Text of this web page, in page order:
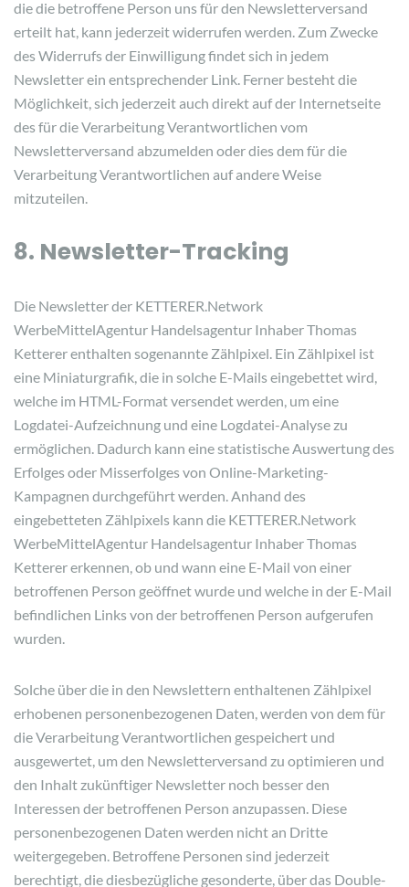
die die betroffene Person uns für den Newsletterversand
erteilt hat, kann jederzeit widerrufen werden. Zum Zwecke
des Widerrufs der Einwilligung findet sich in jedem
Newsletter ein entsprechender Link. Ferner besteht die
Möglichkeit, sich jederzeit auch direkt auf der Internetseite
des für die Verarbeitung Verantwortlichen vom
Newsletterversand abzumelden oder dies dem für die
Verarbeitung Verantwortlichen auf andere Weise
mitzuteilen.
8. Newsletter-Tracking
Die Newsletter der KETTERER.Network
WerbeMittelAgentur Handelsagentur Inhaber Thomas
Ketterer enthalten sogenannte Zählpixel. Ein Zählpixel ist
eine Miniaturgrafik, die in solche E-Mails eingebettet wird,
welche im HTML-Format versendet werden, um eine
Logdatei-Aufzeichnung und eine Logdatei-Analyse zu
ermöglichen. Dadurch kann eine statistische Auswertung des
Erfolges oder Misserfolges von Online-Marketing-
Kampagnen durchgeführt werden. Anhand des
eingebetteten Zählpixels kann die KETTERER.Network
WerbeMittelAgentur Handelsagentur Inhaber Thomas
Ketterer erkennen, ob und wann eine E-Mail von einer
betroffenen Person geöffnet wurde und welche in der E-Mail
befindlichen Links von der betroffenen Person aufgerufen
wurden.
Solche über die in den Newslettern enthaltenen Zählpixel
erhobenen personenbezogenen Daten, werden von dem für
die Verarbeitung Verantwortlichen gespeichert und
ausgewertet, um den Newsletterversand zu optimieren und
den Inhalt zukünftiger Newsletter noch besser den
Interessen der betroffenen Person anzupassen. Diese
personenbezogenen Daten werden nicht an Dritte
weitergegeben. Betroffene Personen sind jederzeit
berechtigt, die diesbezügliche gesonderte, über das Double-